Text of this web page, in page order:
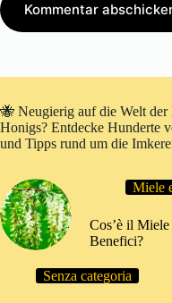
Kommentar
🐝 Neugierig auf die Welt der
Honigs? Entdecke Hunderte
und Tipps rund um die
Miele
Cos’è il
Benefici?
Senza categoria